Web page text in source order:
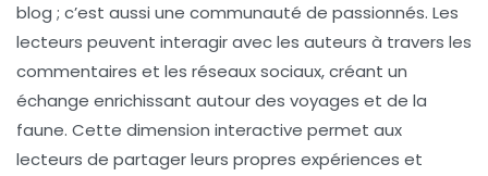
blog ; c’est aussi une communauté de passionnés. Les
lecteurs peuvent interagir avec les auteurs à travers les
commentaires et les réseaux sociaux, créant un
échange enrichissant autour des voyages et de la
faune. Cette dimension interactive permet aux
lecteurs de partager leurs propres expériences et